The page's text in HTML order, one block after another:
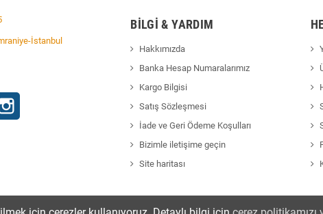
İstanbul
BILGI & YARDIM
Hakkımızda
Banka Hesap Numaralarımız
Kargo Bilgisi
Satış Sözleşmesi
İade ve Geri Ödeme Koşulları
Bizimle iletişime geçin
Site haritası